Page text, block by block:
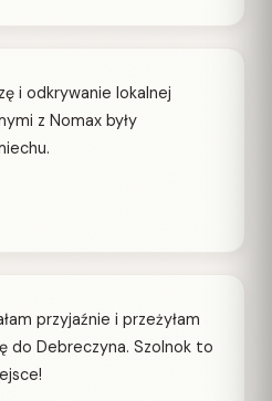
i odkrywanie lokalnej
z Nomax były
przyjaźnie i przeżyłam
do Debreczyna. Szolnok to